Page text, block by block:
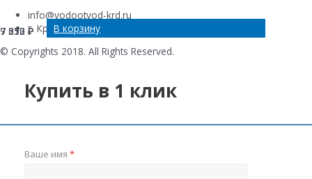
9 570 ₽ В корзину
7 313 ₽ В корзину
7 252 ₽ В корзину
7 030 ₽ В корзину
info@vodootvod-krd.ru
г. Краснодар, ул. Новороссийская , 220Е
© Copyrights 2018. All Rights Reserved.
Купить в 1 клик
Ваше имя *